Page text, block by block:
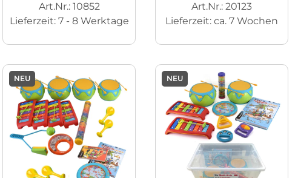
Art.Nr.: 10852
Lieferzeit: 7 - 8 Werktage
Art.Nr.: 20123
Lieferzeit: ca. 7 Wochen
NEU NEU